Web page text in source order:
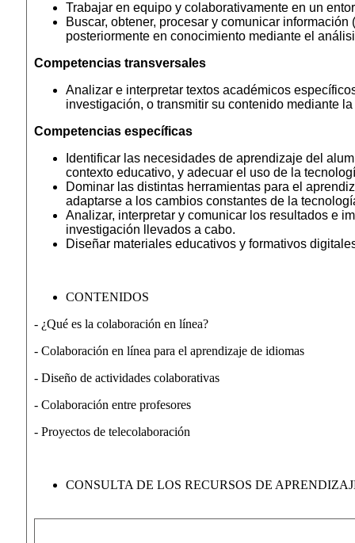
Trabajar en equipo y colaborativamente en un
Buscar, obtener, procesar y comunicar
posteriormente en conocimiento mediante el
Competencias transversales
Analizar e interpretar textos académicos
investigación, o transmitir su contenido mediante
Competencias específicas
Identificar las necesidades de aprendizaje del
contexto educativo, y adecuar el uso de la
Dominar las distintas herramientas para el
adaptarse a los cambios constantes de la
Analizar, interpretar y comunicar los resultados e
investigación llevados a cabo.
Diseñar materiales educativos y formativos
CONTENIDOS
- ¿Qué es la colaboración en línea?
- Colaboración en línea para el aprendizaje de idiomas
- Diseño de actividades colaborativas
- Colaboración entre profesores
- Proyectos de telecolaboración
CONSULTA DE LOS RECURSOS DE